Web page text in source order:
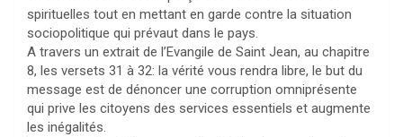
spirituelles tout en mettant en garde contre la situation
sociopolitique qui prévaut dans le pays.
A travers un extrait de l’Evangile de Saint Jean, au chapitre
8, les versets 31 à 32: la vérité vous rendra libre, le but du
message est de dénoncer une corruption omniprésente
qui prive les citoyens des services essentiels et augmente
les inégalités.